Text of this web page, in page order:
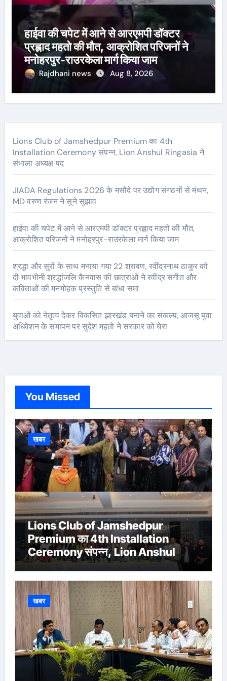
हाईवा की चपेट में आने से आरएमपी डॉक्टर
प्रह्लाद महतो की मौत, आक्रोशित परिजनों ने
मनोहरपुर-राउरकेला मार्ग किया जाम
Rajdhani news Aug 8, 2026
Lions Club of Jamshedpur Premium का 4th
Installation Ceremony संपन्न, Lion Anshul Ringasia ने
संभाला अध्यक्ष पद
JIADA Regulations 2026 के मसौदे पर उद्योग संगठनों से मंथन,
MD वरुण रंजन ने सुने सुझाव
हाईवा की चपेट में आने से आरएमपी डॉक्टर प्रह्लाद महतो की मौत,
आक्रोशित परिजनों ने मनोहरपुर-राउरकेला मार्ग किया जाम
श्रद्धा और सुरों के साथ मनाया गया 22 श्रावण, रवींद्रनाथ ठाकुर को
दी भावभीनी श्रद्धांजलि कैनवास की छात्राओं ने रवींद्र संगीत और
कविताओं की मनमोहक प्रस्तुति से बांधा समां
युवाओं को नेतृत्व देकर विकसित झारखंड बनाने का संकल्प, आजसू युवा
अधिवेशन के समापन पर सुदेश महतो ने सरकार को घेरा
You Missed
खबर
Lions Club of Jamshedpur
Premium का 4th Installation
Ceremony संपन्न, Lion Anshul
Ringasia ने संभाला अध्यक्ष पद
खबर